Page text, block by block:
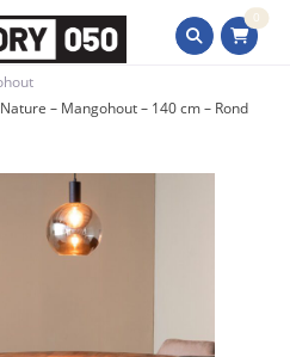
0
– Mangohout – 140 cm – Rond